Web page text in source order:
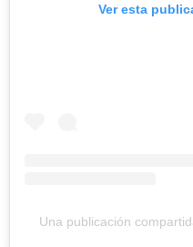
Ver esta
Una publicación